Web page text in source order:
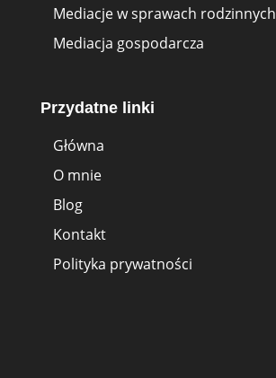
Mediacje w sprawach rodzinnych
Mediacja gospodarcza
Przydatne linki
Główna
O mnie
Blog
Kontakt
Polityka prywatności